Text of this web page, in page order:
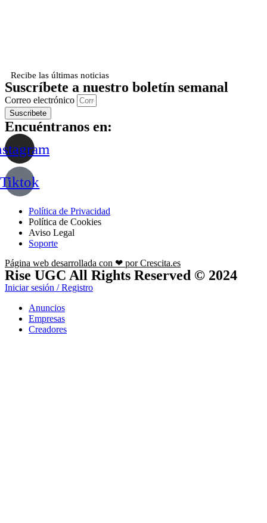
Recibe las últimas noticias
Suscríbete a nuestro boletín semanal
Correo electrónico
Suscribete
Encuéntranos en:
Tiktok
Política de Privacidad
Política de Cookies
Aviso Legal
Soporte
Página web desarrollada con ❤ por Crescita.es
Rise UGC All Rights Reserved © 2024
Iniciar sesión / Registro
Anuncios
Empresas
Creadores